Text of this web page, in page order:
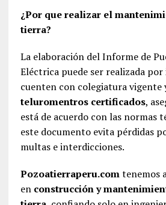
¿Por que realizar el
tierra?
La elaboración del Informe de
Eléctrica puede ser realizada
cuenten con colegiatura vigente
teluromentros certificados,
está de acuerdo con las normas
este documento evita pérdidas
multas e interdicciones.
Pozoatierraperu.comtenemos
en construcción y